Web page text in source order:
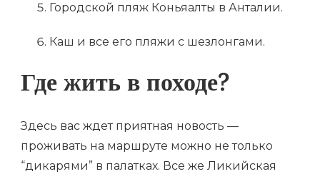
Городской пляж Коньяалты в Анталии.
Каш и все его пляжи с шезлонгами.
Где жить в походе?
Здесь вас ждет приятная новость —
проживать на маршруте можно не только
“дикарями” в палатках. Все же Ликийская